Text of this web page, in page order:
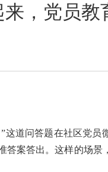
，党员教
这道问答题在社区党员
答案答出。这样的场景